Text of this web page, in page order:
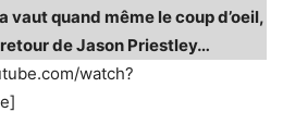
vaut quand même le coup d’oeil,
de Jason Priestley…
watch?